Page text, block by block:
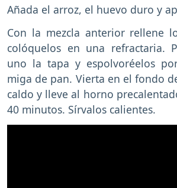
Añada el arroz, el huevo duro y
Con la mezcla anterior rellene
colóquelos en una refractaria.
uno la tapa y espolvoréelos
miga de pan. Vierta en el fondo
caldo y lleve al horno
40 minutos. Sírvalos calientes.